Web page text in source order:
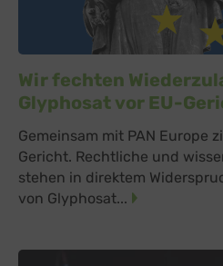
Wir fechten
Glyphosat vor EU-
Gemeinsam mit PAN Europe
Gericht. Rechtliche und
stehen in direktem
von Glyphosat...